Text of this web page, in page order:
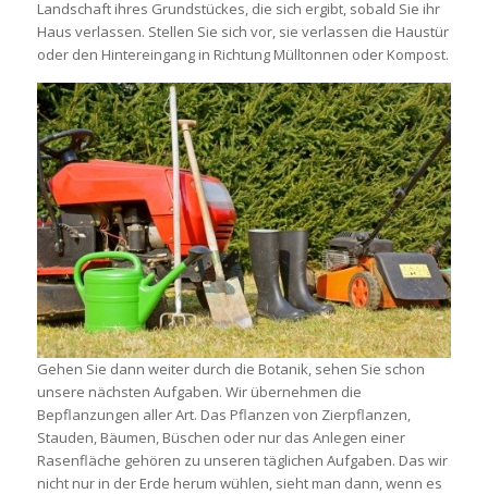
Landschaft ihres Grundstückes, die sich ergibt, sobald Sie ihr
Haus verlassen. Stellen Sie sich vor, sie verlassen die Haustür
oder den Hintereingang in Richtung Mülltonnen oder Kompost.
Gehen Sie dann weiter durch die Botanik, sehen Sie schon
unsere nächsten Aufgaben. Wir übernehmen die
Bepflanzungen aller Art. Das Pflanzen von Zierpflanzen,
Stauden, Bäumen, Büschen oder nur das Anlegen einer
Rasenfläche gehören zu unseren täglichen Aufgaben. Das wir
nicht nur in der Erde herum wühlen, sieht man dann, wenn es